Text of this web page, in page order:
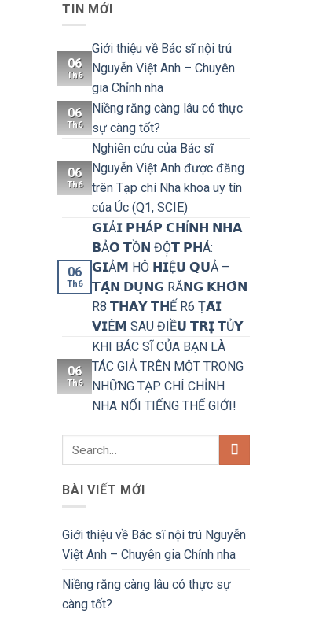
TIN MỚI
06
Th6
Giới thiệu về Bác sĩ nội trú
Nguyễn Việt Anh – Chuyên
gia Chỉnh nha
06
Th6
Niềng răng càng lâu có thực
sự càng tốt?
06
Th6
Nghiên cứu của Bác sĩ
Nguyễn Việt Anh được đăng
trên Tạp chí Nha khoa uy tín
của Úc (Q1, SCIE)
06
Th6
𝗚𝗜Ả𝗜 𝗣𝗛Á𝗣 𝗖𝗛Ỉ𝗡𝗛 𝗡𝗛𝗔
𝗕Ả𝗢 𝗧Ồ𝗡 ĐỘ̣𝗧 𝗣𝗛Á:
𝗚𝗜Ả𝗠 HÔ 𝗛𝗜Ệ𝗨 𝗤𝗨Ả –
𝗧𝗔̣̂𝗡 𝗗𝗨̣𝗡𝗚 RĂ𝗡𝗚 𝗞𝗛𝗢̂𝗡
R8 𝗧𝗛𝗔𝗬 𝗧𝗛Ế R6 Ṭ𝗔́𝗜
𝗩𝗜Ê𝗠 SAU ĐIỀ𝗨 𝗧𝗥𝗜̣ 𝗧Ủ𝗬
06
Th6
KHI BÁC SĨ CỦA BẠN LÀ
TÁC GIẢ TRÊN MỘT TRONG
NHỮNG TẠP CHÍ CHỈNH
NHA NỔI TIẾNG THẾ GIỚI!
BÀI VIẾT MỚI
Giới thiệu về Bác sĩ nội trú Nguyễn
Việt Anh – Chuyên gia Chỉnh nha
Niềng răng càng lâu có thực sự
càng tốt?